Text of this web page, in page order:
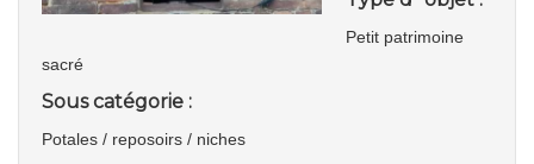
Petit patrimoine
sacré
Sous catégorie :
Potales / reposoirs / niches